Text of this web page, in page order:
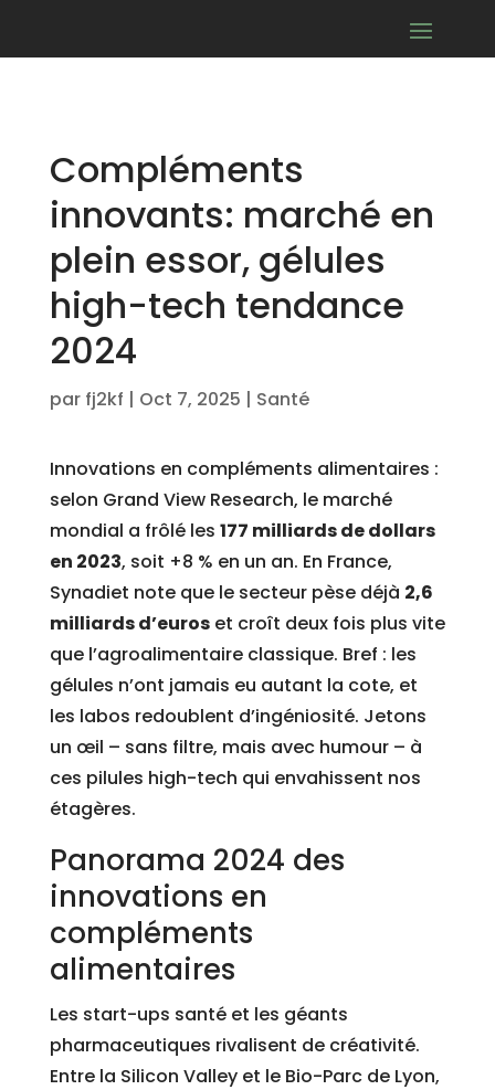
Compléments
innovants: marché en
plein essor, gélules
high-tech tendance
2024
par fj2kf | Oct 7, 2025 | Santé
Innovations en compléments alimentaires :
selon Grand View Research, le marché
mondial a frôlé les 177 milliards de dollars
en 2023, soit +8 % en un an. En France,
Synadiet note que le secteur pèse déjà 2,6
milliards d’euroset croît deux fois plus vite
que l’agroalimentaire classique. Bref : les
gélules n’ont jamais eu autant la cote, et
les labos redoublent d’ingéniosité. Jetons
un œil – sans filtre, mais avec humour – à
ces pilules high-tech qui envahissent nos
étagères.
Panorama 2024 des
innovations en
compléments
alimentaires
Les start-ups santé et les géants
pharmaceutiques rivalisent de créativité.
Entre la Silicon Valley et le Bio-Parc de Lyon,